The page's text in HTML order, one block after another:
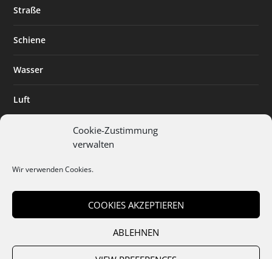
Cookie-Zustimmung
verwalten
Wir verwenden Cookies.
COOKIES AKZEPTIEREN
ABLEHNEN
Straße
Schiene
Wasser
Luft
Digitalisierung
Mediadaten Cookies Datenschutz